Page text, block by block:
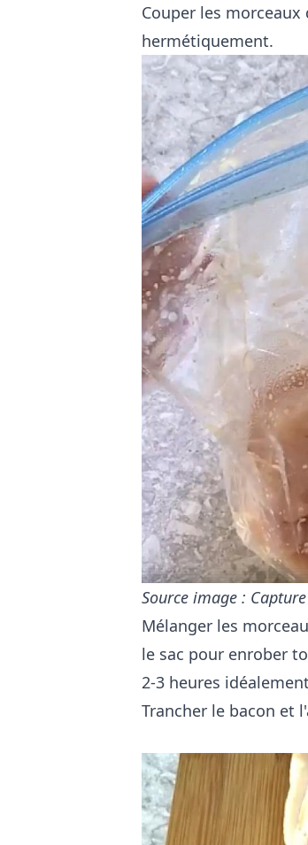
Couper les
hermétiquement.
Source image :
Mélanger les
le sac pour enrober
2-3 heures
Trancher le bacon et